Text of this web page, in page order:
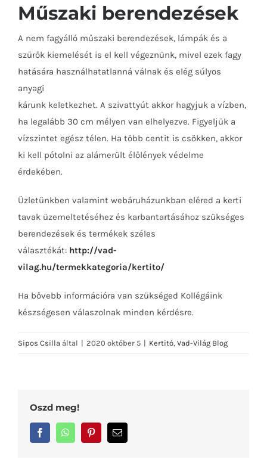
Műszaki berendezések
A nem fagyálló műszaki berendezések, lámpák és a
szűrők kiemelését is el kell végeznünk, mivel ezek fagy
hatására használhatatlanná válnak és elég súlyos
anyagi
kárunk keletkezhet. A szivattyút akkor hagyjuk a vízben,
ha legalább 30 cm mélyen van elhelyezve. Figyeljük a
vízszintet egész télen. Ha több centit is csökken, akkor
ki kell pótolni az alámerült élőlények védelme
érdekében.
Üzletünkben valamint webáruházunkban eléred a kerti
tavak üzemeltetéséhez és karbantartásához szükséges
berendezések és termékek széles
választékát: http://vad-
vilag.hu/termekkategoria/kertito/
Ha bővebb információra van szükséged Kollégáink
készségesen válaszolnak minden kérdésre.
Sipos Csilla által | 2020 október 5 | Kertitó, Vad-Világ Blog
Oszd meg!
FacebookWhatsAppPinterestEmail: